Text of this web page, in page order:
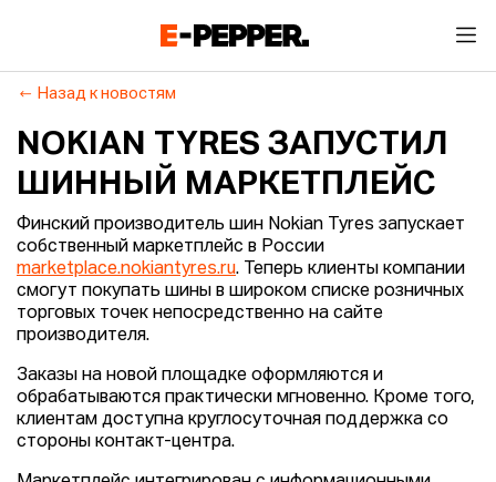
Назад к новостям
NOKIAN TYRES ЗАПУСТИЛ
ШИННЫЙ МАРКЕТПЛЕЙС
Финский производитель шин Nokian Tyres запускает
собственный маркетплейс в России
marketplace.nokiantyres.ru. Теперь клиенты компании
смогут покупать шины в широком списке розничных
торговых точек непосредственно на сайте
производителя.
Заказы на новой площадке оформляются и
обрабатываются практически мгновенно. Кроме того,
клиентам доступна круглосуточная поддержка со
стороны контакт-центра.